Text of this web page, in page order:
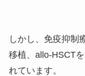
しかし、免疫抑制
移植、 allo-HSCT
れています。